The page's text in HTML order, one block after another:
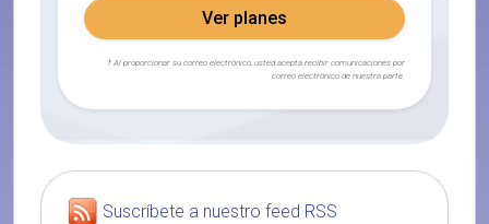
Ver planes
† Al proporcionar su correo electrónico, usted acepta recibir comunicaciones por
correo electrónico de nuestra parte.
Suscríbete a nuestro feed RSS